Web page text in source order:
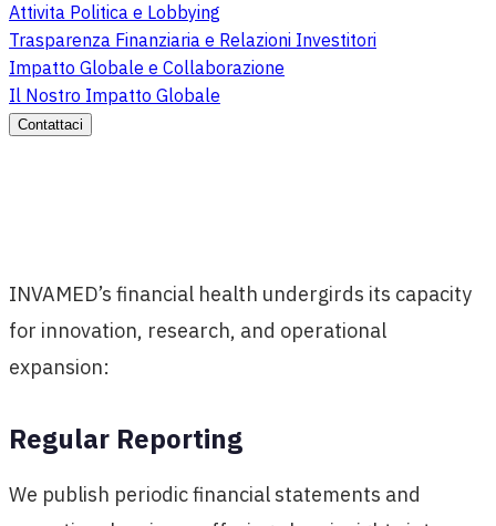
Attivita Politica e Lobbying
Trasparenza Finanziaria e Relazioni Investitori
Impatto Globale e Collaborazione
Il Nostro Impatto Globale
Contattaci
INVAMED’s financial health undergirds its capacity
for innovation, research, and operational
expansion:
Regular Reporting
We publish periodic financial statements and